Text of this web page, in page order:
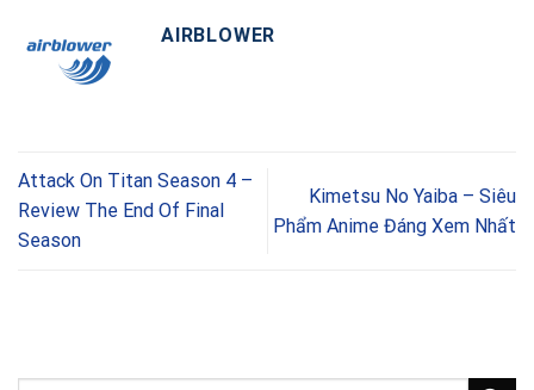
AIRBLOWER
Attack On Titan Season 4 –
Review The End Of Final
Season
Kimetsu No Yaiba – Siêu
Phẩm Anime Đáng Xem Nhất